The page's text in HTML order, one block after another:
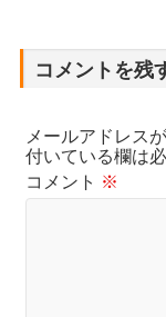
コメントを残
メールアドレス
付いている欄は
コメント ※